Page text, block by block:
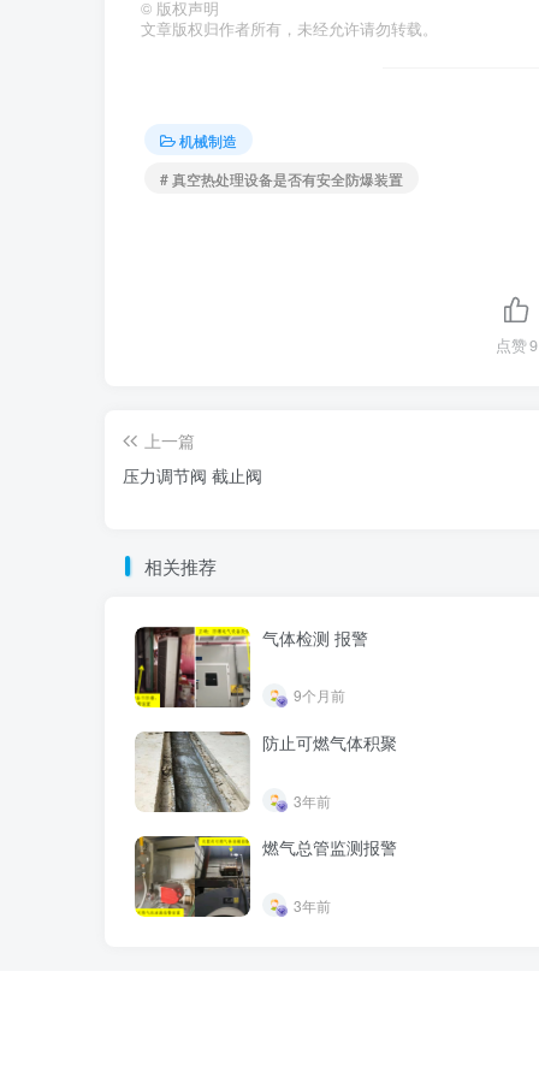
© 版权声明
文章版权归作者所有，未经允许请勿转载。
机械制造
# 真空热处理设备是否有安全防爆装置
点赞9
上一篇
压力调节阀 截止阀
相关推荐
气体检测 报警
9个月前
防止可燃气体积聚
3年前
燃气总管监测报警
3年前